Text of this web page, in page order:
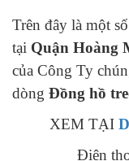
Trên đây là một
tại Quận Hoàng
của Công Ty
dòng Đồng hồ
XEM TẠI
Điện